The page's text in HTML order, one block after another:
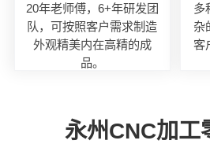
20年老师傅，6+年研发团
队，可按照客户需求制造
外观精美内在高精的成
品。
多
杂
客
永州CNC加工